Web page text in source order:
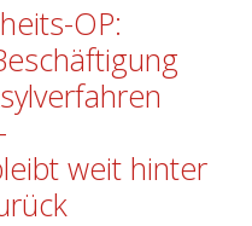
OP:
weit hinter